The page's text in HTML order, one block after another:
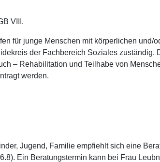
VIII.
für junge Menschen mit körperlichen und/
der Fachbereich Soziales zuständig.
– Rehabilitation und Teilhabe von
werden.
Jugend, Familie empfiehlt sich eine
Ein Beratungstermin kann bei Frau